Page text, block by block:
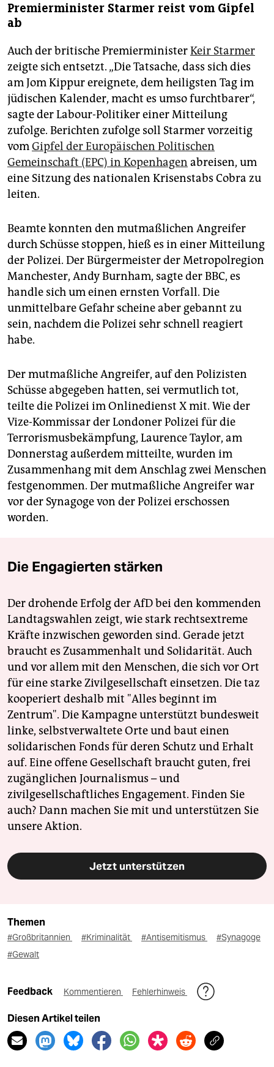
Premierminister Starmer reist vom Gipfel
ab
Auch der britische PremierministerKeir Starmer
zeigte sich entsetzt. „Die Tatsache, dass sich dies
am Jom Kippur ereignete, dem heiligsten Tag im
jüdischen Kalender, macht es umso furchtbarer“,
sagte der Labour-Politiker einer Mitteilung
zufolge. Berichten zufolge soll Starmer vorzeitig
vomGipfel der Europäischen Politischen
Gemeinschaft (EPC) in Kopenhagen abreisen, um
eine Sitzung des nationalen Krisenstabs Cobra zu
leiten.
Beamte konnten den mutmaßlichen Angreifer
durch Schüsse stoppen, hieß es in einer Mitteilung
der Polizei. Der Bürgermeister der Metropolregion
Manchester, Andy Burnham, sagte der BBC, es
handle sich um einen ernsten Vorfall. Die
unmittelbare Gefahr scheine aber gebannt zu
sein, nachdem die Polizei sehr schnell reagiert
habe.
Der mutmaßliche Angreifer, auf den Polizisten
Schüsse abgegeben hatten, sei vermutlich tot,
teilte die Polizei im Onlinedienst X mit. Wie der
Vize-Kommissar der Londoner Polizei für die
Terrorismusbekämpfung, Laurence Taylor, am
Donnerstag außerdem mitteilte, wurden im
Zusammenhang mit dem Anschlag zwei Menschen
festgenommen. Der mutmaßliche Angreifer war
vor der Synagoge von der Polizei erschossen
worden.
Die Engagierten stärken
Der drohende Erfolg der AfD bei den kommenden
Landtagswahlen zeigt, wie stark rechtsextreme
Kräfte inzwischen geworden sind. Gerade jetzt
braucht es Zusammenhalt und Solidarität. Auch
und vor allem mit den Menschen, die sich vor Ort
für eine starke Zivilgesellschaft einsetzen. Die taz
kooperiert deshalb mit "Alles beginnt im
Zentrum". Die Kampagne unterstützt bundesweit
linke, selbstverwaltete Orte und baut einen
solidarischen Fonds für deren Schutz und Erhalt
auf. Eine offene Gesellschaft braucht guten, frei
zugänglichen Journalismus – und
zivilgesellschaftliches Engagement. Finden Sie
auch? Dann machen Sie mit und unterstützen Sie
unsere Aktion.
Jetzt unterstützen
Themen
#Großbritannien #Kriminalität #Antisemitismus
#Synagoge
#Gewalt
Feedback Kommentieren Fehlerhinweis
Diesen Artikel teilen